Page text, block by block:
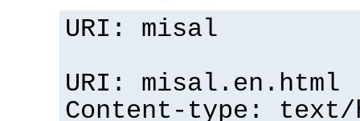
URI: misal
URI: misal.en.html
Content-type: text/